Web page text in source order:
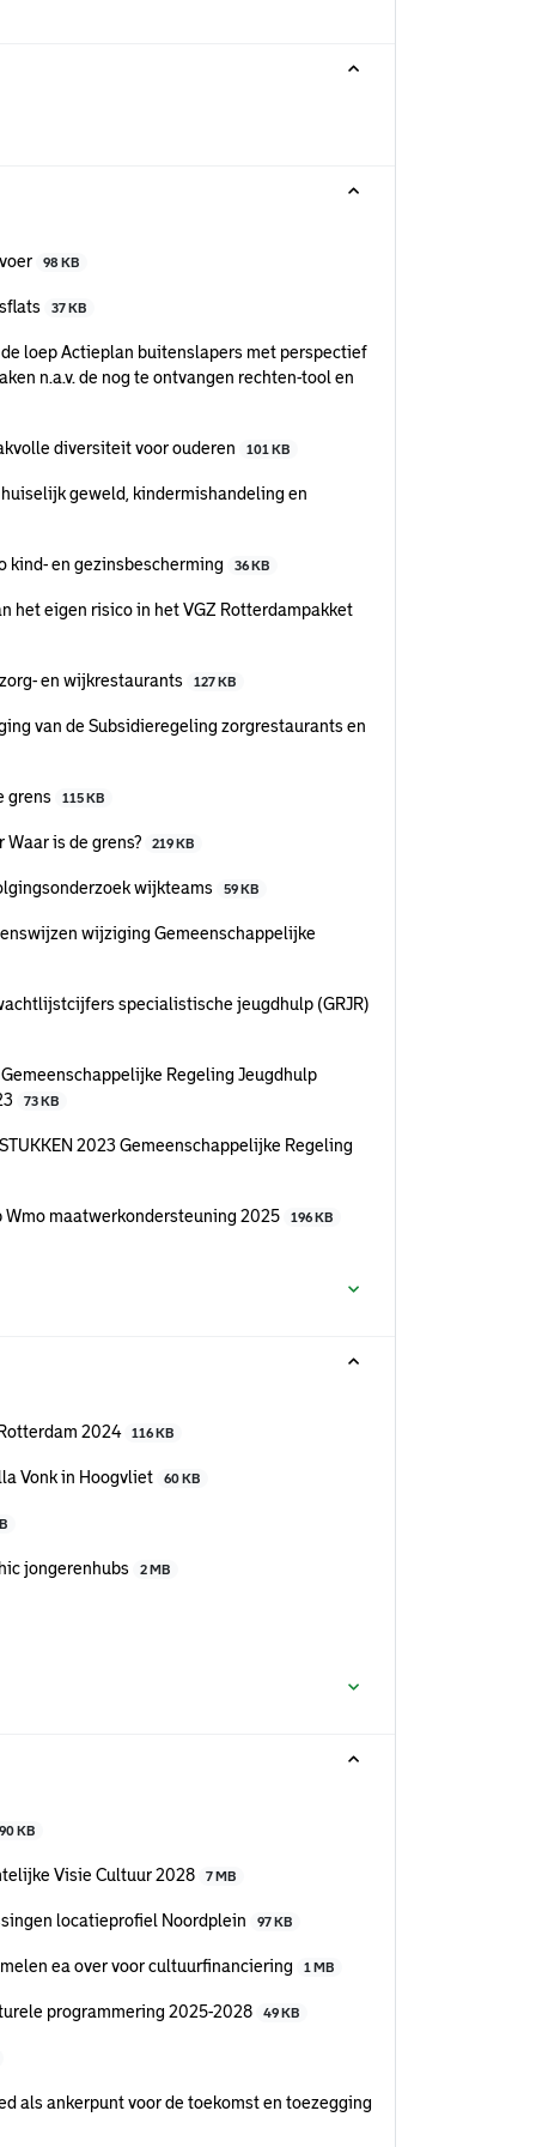
98 KB
37 KB
loep Actieplan buitenslapers met perspectief
n.a.v. de nog te ontvangen rechten-tool en
diversiteit voor ouderen 101 KB
geweld, kindermishandeling en
en gezinsbescherming 36 KB
het eigen risico in het VGZ Rotterdampakket
en wijkrestaurants 127 KB
van de Subsidieregeling zorgrestaurants en
grens 115 KB
is de grens? 219 KB
wijkteams 59 KB
wijziging Gemeenschappelijke
specialistische jeugdhulp (GRJR)
Regeling Jeugdhulp
73 KB
2023 Gemeenschappelijke Regeling
maatwerkondersteuning 2025 196 KB
2024 116 KB
Vonk in Hoogvliet 60 KB
jongerenhubs 2 MB
KB
Visie Cultuur 2028 7 MB
locatieprofiel Noordplein 97 KB
ea over voor cultuurfinanciering 1 MB
programmering 2025-2028 49 KB
als ankerpunt voor de toekomst en toezegging